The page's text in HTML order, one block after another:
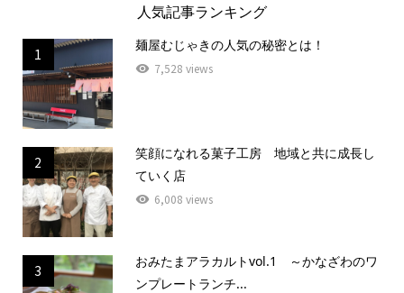
人気記事ランキング
1
麺屋むじゃきの人気の秘密とは！
7,528 views
2
笑顔になれる菓子工房 地域と共に成長し
ていく店
6,008 views
3
おみたまアラカルトvol.1 ～かなざわのワ
ンプレートランチ...